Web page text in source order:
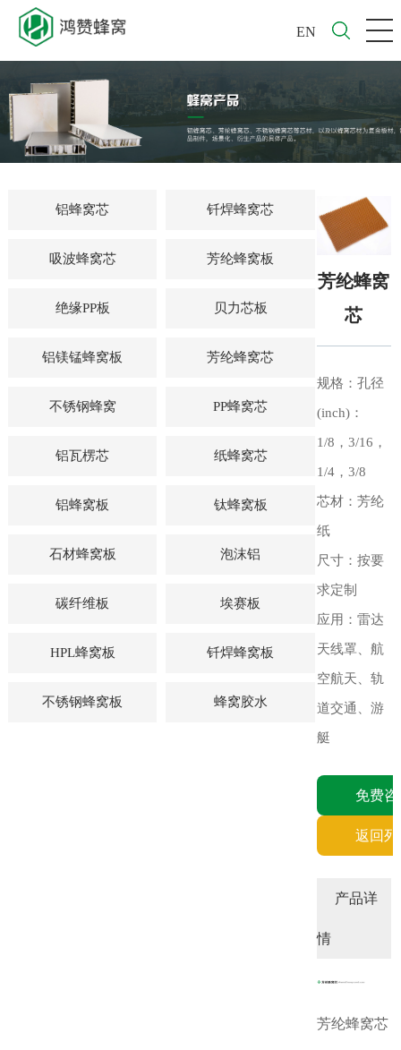
EN
铝蜂窝芯 钎焊蜂窝芯
吸波蜂窝芯 芳纶蜂窝板
绝缘PP板 贝力芯板
铝镁锰蜂窝板 芳纶蜂窝芯
不锈钢蜂窝 PP蜂窝芯
铝瓦楞芯 纸蜂窝芯
铝蜂窝板 钛蜂窝板
石材蜂窝板 泡沫铝
碳纤维板 埃赛板
HPL蜂窝板 钎焊蜂窝板
不锈钢蜂窝板 蜂窝胶水
芳纶蜂窝
芯
规格：孔径
(inch)：
1/8，3/16，
1/4，3/8
芯材：芳纶
纸
尺寸：按要
求定制
应用：雷达
天线罩、航
空航天、轨
道交通、游
艇
免费咨
返回列
产品详
情
芳纶蜂窝芯